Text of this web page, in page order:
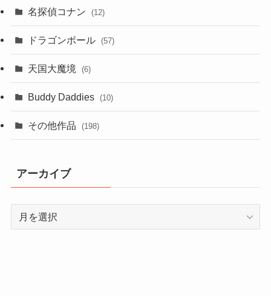
名探偵コナン (12)
ドラゴンボール (57)
天国大魔境 (6)
Buddy Daddies (10)
その他作品 (198)
アーカイブ